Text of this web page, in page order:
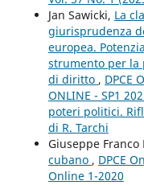
Jan Sawicki, La
giurisprudenza
europea.
strumento per la
di diritto , DPCE
ONLINE - SP1
poteri politici.
di R. Tarchi
Giuseppe Franco
cubano , DPCE
Online 1-2020